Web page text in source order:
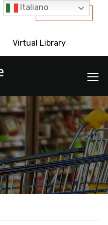
International
Virtual Library
Italiano